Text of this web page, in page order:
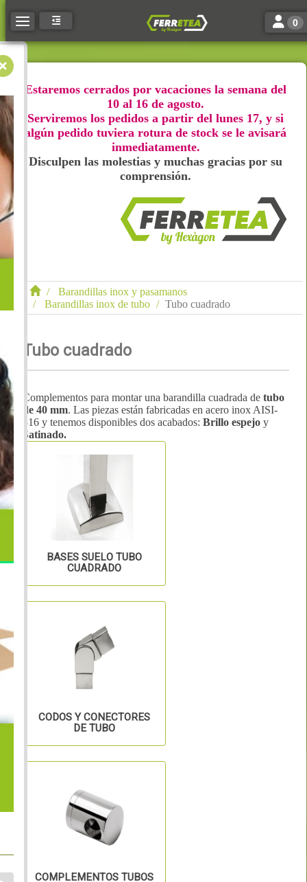
Toggle navigation Toggle
0
Estaremos cerrados por vacaciones la semana del
10 al 16 de agosto.
Serviremos los pedidos a partir del lunes 17, y si
algún pedido tuviera rotura de stock se le avisará
inmediatamente.
Disculpen las molestias y muchas gracias por su
comprensión.
Barandillas inox y pasamanos
Barandillas inox de tubo
Tubo cuadrado
Tubo cuadrado
Complementos para montar una barandilla cuadrada de tubo
de 40 mm. Las piezas están fabricadas en acero inox AISI-
316 y tenemos disponibles dos acabados: Brillo espejo y
Satinado.
BASES SUELO TUBO
CUADRADO
CODOS Y CONECTORES
DE TUBO
COMPLEMENTOS TUBOS